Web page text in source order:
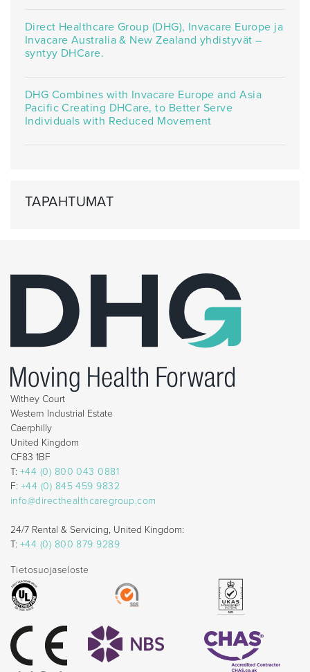
Direct Healthcare Group (DHG), Invacare Europe ja
Invacare Australia & New Zealand yhdistyvät –
syntyy DHCare.
DHG Combines with Invacare Europe and Asia
Pacific Creating DHCare, to Better Serve
Individuals with Reduced Movement
TAPAHTUMAT
Withey Court
Western Industrial Estate
Caerphilly
United Kingdom
CF83 1BF
T: +44 (0) 800 043 0881
F: +44 (0) 845 459 9832
info@directhealthcaregroup.com
24/7 Rental & Servicing, United Kingdom:
T: +44 (0) 800 879 9289
Tietosuojaseloste